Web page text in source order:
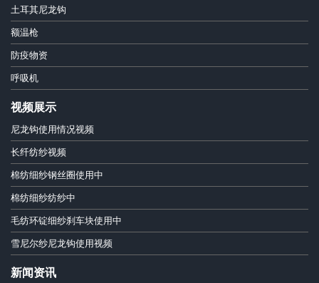
土耳其尼龙钩
额温枪
防疫物资
呼吸机
视频展示
尼龙钩使用情况视频
长纤纺纱视频
棉纺细纱钢丝圈使用中
棉纺细纱纺纱中
毛纺环锭细纱刹车块使用中
雪尼尔纱尼龙钩使用视频
新闻资讯